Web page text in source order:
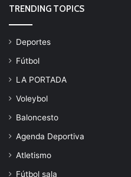
TRENDING TOPICS
Deportes
Fútbol
LA PORTADA
Voleybol
Baloncesto
Agenda Deportiva
Atletismo
Fútbol sala